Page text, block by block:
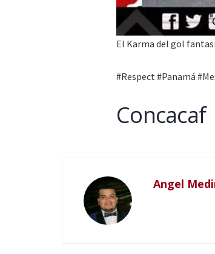
El Karma del gol
#Respect #Panamá
Concacaf
Angel